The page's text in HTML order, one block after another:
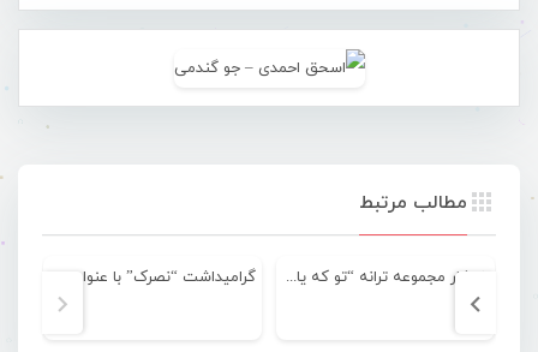
مطالب مرتبط
انتشار مجموعه ترانه “تو که یادت نین” اثری از محمد شهسواری